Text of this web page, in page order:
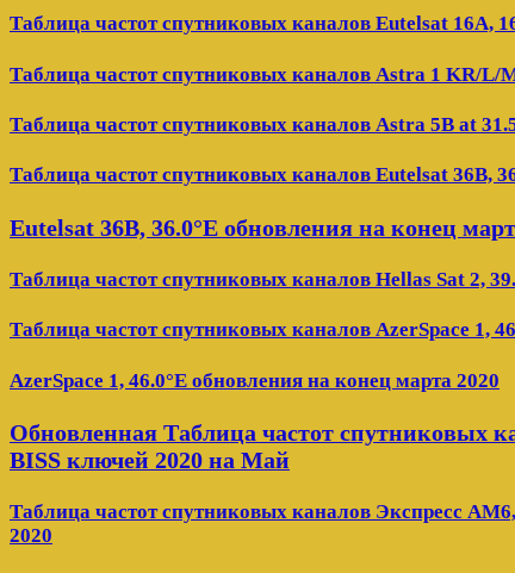
Таблица частот спутниковых каналов Eutelsat 16A,
Таблица частот спутниковых каналов Astra 1 KR/L/
Таблица частот спутниковых каналов Astra 5B at
Таблица частот спутниковых каналов Eutelsat 36B,
Eutelsat 36B, 36.0°E обновления на конец
Таблица частот спутниковых каналов Hellas Sat 2,
Таблица частот спутниковых каналов AzerSpace 1,
AzerSpace 1, 46.0°E обновления на конец марта 2020
Обновленная Таблица частот спутниковых
BISS ключей 2020 на Май
Таблица частот спутниковых каналов Экспресс
2020